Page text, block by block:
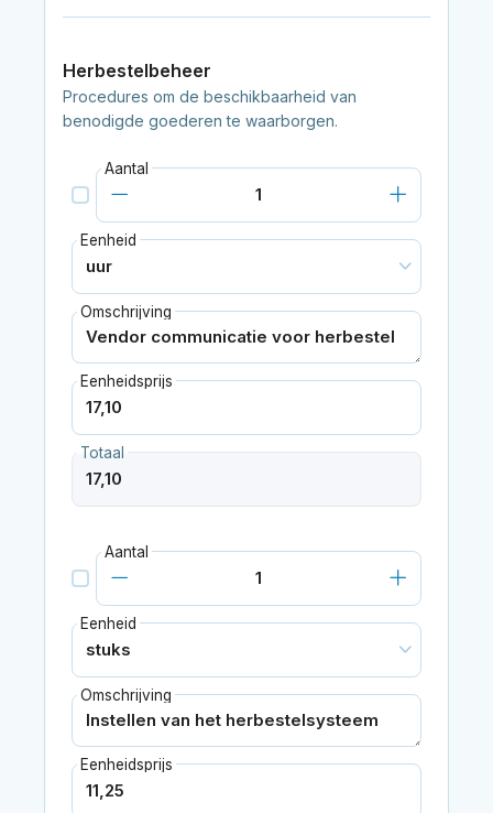
Herbestelbeheer
Procedures om de beschikbaarheid van
benodigde goederen te waarborgen.
Aantal
Eenheid
Omschrijving
Eenheidsprijs
Totaal
Aantal
Eenheid
Omschrijving
Eenheidsprijs